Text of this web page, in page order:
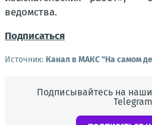
ведомства.
Подписаться
Источник: Канал в МАКС "На самом
Подписывайтесь на
Telegram